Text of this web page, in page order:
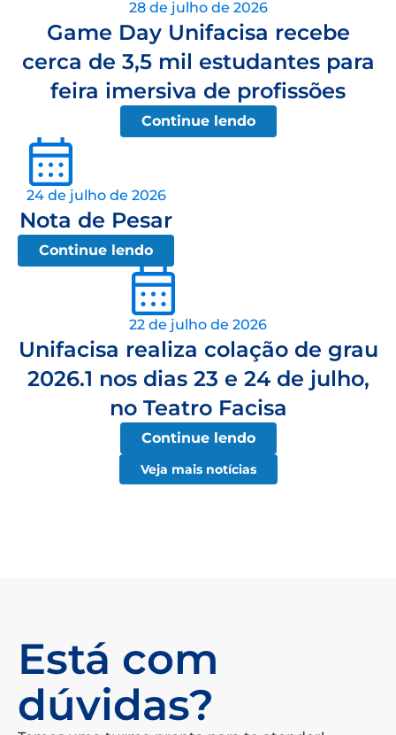
28 de julho de 2026
Game Day Unifacisa recebe
cerca de 3,5 mil estudantes para
feira imersiva de profissões
Continue lendo
24 de julho de 2026
Nota de Pesar
Continue lendo
22 de julho de 2026
Unifacisa realiza colação de grau
2026.1 nos dias 23 e 24 de julho,
no Teatro Facisa
Continue lendo
Veja mais notícias
Está com
dúvidas?